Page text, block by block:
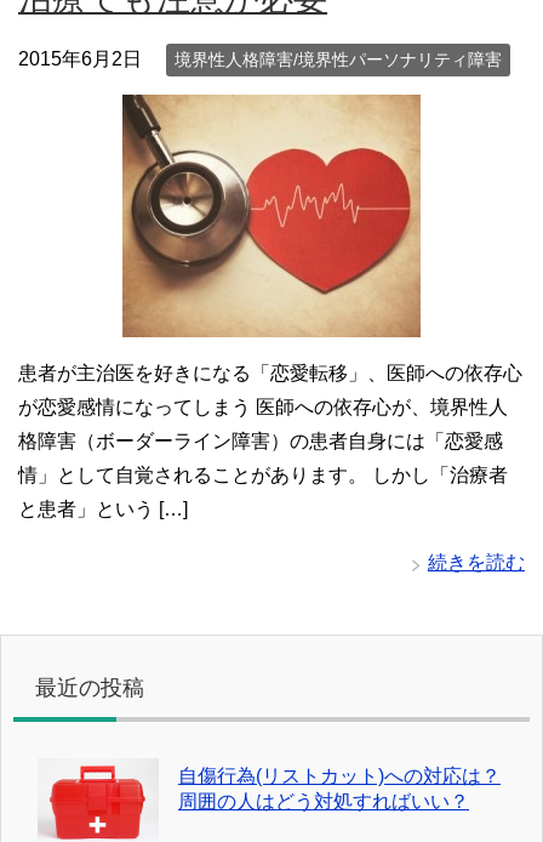
2015年6月2日 境界性人格障害/境界性パーソナリティ障害
患者が主治医を好きになる「恋愛転移」、医師への依存心
が恋愛感情になってしまう 医師への依存心が、境界性人
格障害（ボーダーライン障害）の患者自身には「恋愛感
情」として自覚されることがあります。 しかし「治療者
と患者」という […]
続きを読む
最近の投稿
自傷行為(リストカット)への対応は？
周囲の人はどう対処すればいい？